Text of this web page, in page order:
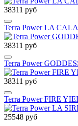
38311 руб
Terra Power LA
38311 руб
Terra Power
38311 руб
Terra Power FIRE
25548 руб